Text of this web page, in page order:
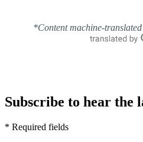
*Content machine-
Subscribe to hear the
* Required fields